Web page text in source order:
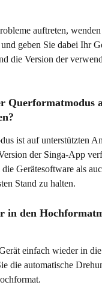
auftreten,
und geben Sie dabei Ihr
die Version der
Querformatmodus
ist auf unterstützten
der Singa-App
Gerätesoftware als
Stand zu halten.
in den
einfach wieder in
die automatische